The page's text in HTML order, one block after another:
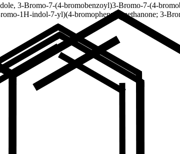
3-Bromo-7-(4-bromobenzoyl)3-Bromo-7-(4-
1H-indol-7-yl)(4-bromophenyl)-methanone; 3-